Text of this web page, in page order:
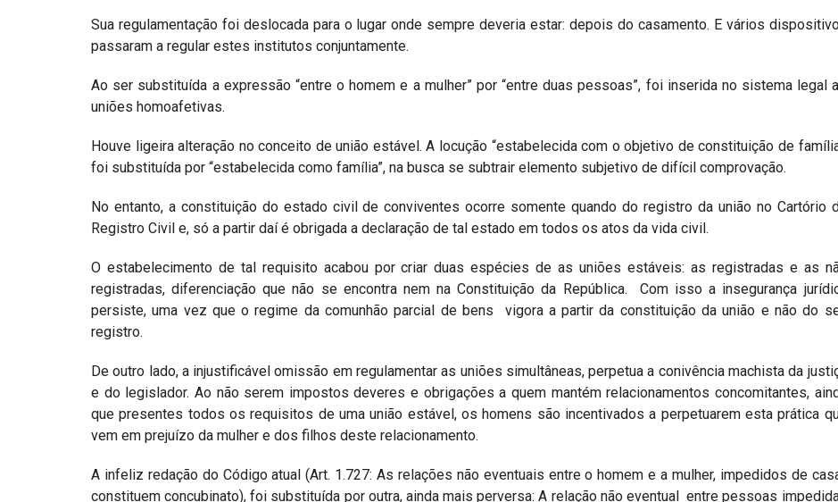
Sua regulamentação foi deslocada para o lugar onde sempre deveria estar: depois do casamento. E vários
passaram a regular estes institutos conjuntamente.
Ao ser substituída a expressão “entre o homem e a mulher” por “entre duas pessoas”, foi inserida no sistema legal
uniões homoafetivas.
Houve ligeira alteração no conceito de união estável. A locução “estabelecida com o objetivo de constituição de
foi substituída por “estabelecida como família”, na busca se subtrair elemento subjetivo de difícil comprovação.
No entanto, a constituição do estado civil de conviventes ocorre somente quando do registro da união no Cartório
Registro Civil e, só a partir daí é obrigada a declaração de tal estado em todos os atos da vida civil.
O estabelecimento de tal requisito acabou por criar duas espécies de as uniões estáveis: as registradas e as
registradas, diferenciação que não se encontra nem na Constituição da República. Com isso a insegurança
persiste, uma vez que o regime da comunhão parcial de bens vigora a partir da constituição da união e não do
registro.
De outro lado, a injustificável omissão em regulamentar as uniões simultâneas, perpetua a conivência machista da
e do legislador. Ao não serem impostos deveres e obrigações a quem mantém relacionamentos concomitantes,
que presentes todos os requisitos de uma união estável, os homens são incentivados a perpetuarem esta prática
vem em prejuízo da mulher e dos filhos deste relacionamento.
A infeliz redação do Código atual (Art. 1.727: As relações não eventuais entre o homem e a mulher, impedidos de
constituem concubinato), foi substituída por outra, ainda mais perversa: A relação não eventual entre pessoas